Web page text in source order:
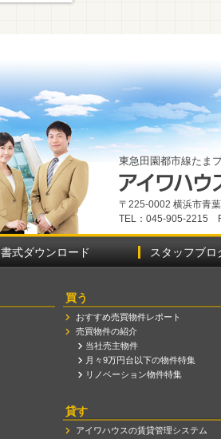
東急田園都市線たま
〒225-0002 横浜市青
TEL：045-905-2215
書式ダウンロード スタッフブロ
買う
おすすめ売買物件レポート
売買物件の紹介
当社売主物件
月々9万円台以下の物件特集
リノベーション物件特集
貸す
アイワハウスの賃貸管理システム